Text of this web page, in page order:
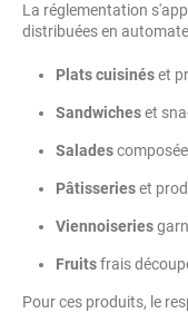
La réglementation
distribuées en
Plats cuisinéset
Sandwicheset
Salades
Pâtisserieset
Viennoiseries
Fruitsfrais
Pour ces produits, le